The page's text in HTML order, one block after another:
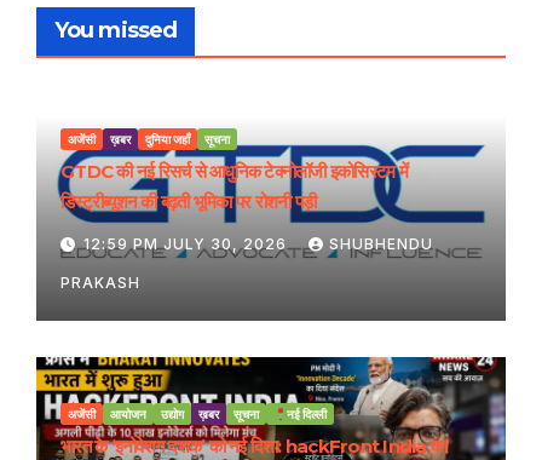
You missed
अजेंसी ख़बर दुनिया जहाँ सूचना
GTDC की नई रिसर्च से आधुनिक टेक्नोलॉजी इकोसिस्टम में
डिस्ट्रीब्यूशन की बढ़ती भूमिका पर रोशनी पड़ी
12:59 PM JULY 30, 2026 SHUBHENDU
PRAKASH
अजेंसी आयोजन उद्योग ख़बर सूचना नई दिल्ली
भारत के ‘इनोवेशन दशक’ को नई दिशा: hackFront India का